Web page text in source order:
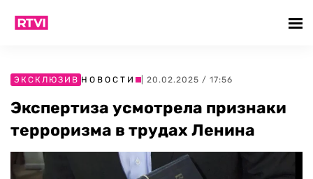
ЭКСКЛЮЗИВ НОВОСТИ | 20.02.2025 / 17:56
Экспертиза усмотрела признаки
терроризма в трудах Ленина